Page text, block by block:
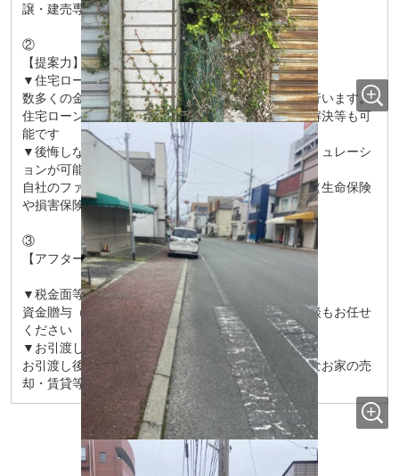
譲・建売専門の会社がございます
②
【提案力】
▼住宅ローンの知識が豊富
数多くの金融機関様の比較を行い、最適なご提案を行います。
住宅ローンの審査が通らなくて困っている方の問題解決等も可
能です
▼後悔しないお家の購入のために、ライフプランシミュレーシ
ョンが可能です
自社のファイナンシャルプランナーが家計の見直し（生命保険
や損害保険、通信費）も可能です
③
【アフターサポート】
▼税金面等のアドバイスが可能
資金贈与（援助）や住宅ローン控除のご案内やご相談もお任せ
ください
▼お引渡し後も定期的にご連絡いたします
お引渡し後のメンテナンス（リフォーム）、将来的なお家の売
却・賃貸等の運用までサポート